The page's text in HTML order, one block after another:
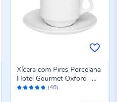
Avaliação: (48)
Xícara com Pires Porcelana
Hotel Gourmet Oxford -
200 ml